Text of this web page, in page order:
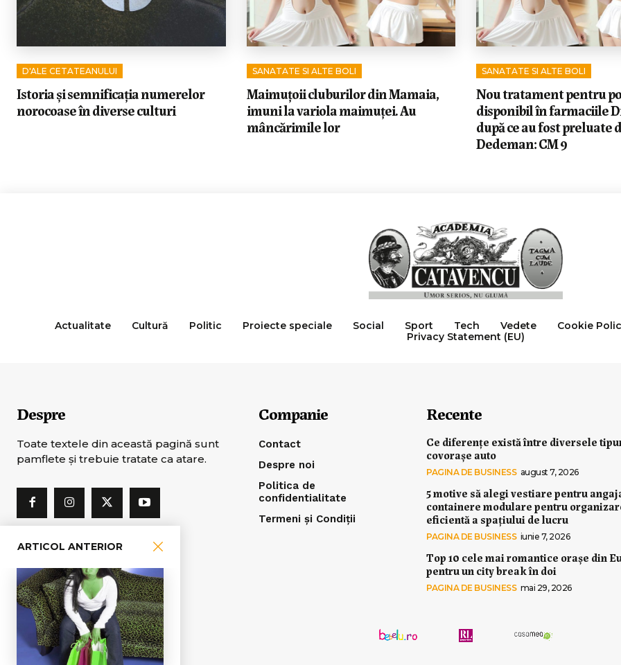
ARTICOL ANTERIOR
D'ALE CETATEANULUI
Istoria și semnificația numerelor
norocoase în diverse culturi
SANATATE SI ALTE BOLI
Maimuțoii cluburilor din Mamaia,
imuni la variola maimuței. Au
mâncărimile lor
SANATATE SI ALTE BOLI
Nou tratament pentru
disponibil în farmaciile
după ce au fost preluate
Dedeman: CM 9
Actualitate Cultură Politic Proiecte speciale Social Sport Tech Vedete
Cookie
Privacy Statement (EU)
Despre
Toate textele din această pagină sunt
pamflete şi trebuie tratate ca atare.
Companie
Contact
Despre noi
Politica de
confidentialitate
Termeni și Condiții
Recente
Ce diferențe există între diversele
covorașe auto
PAGINA DE BUSINESS august 7, 2026
5 motive să alegi vestiare pentru
containere modulare pentru
eficientă a spațiului de lucru
PAGINA DE BUSINESS iunie 7, 2026
Top 10 cele mai romantice orașe din
pentru un city break în doi
PAGINA DE BUSINESS mai 29, 2026